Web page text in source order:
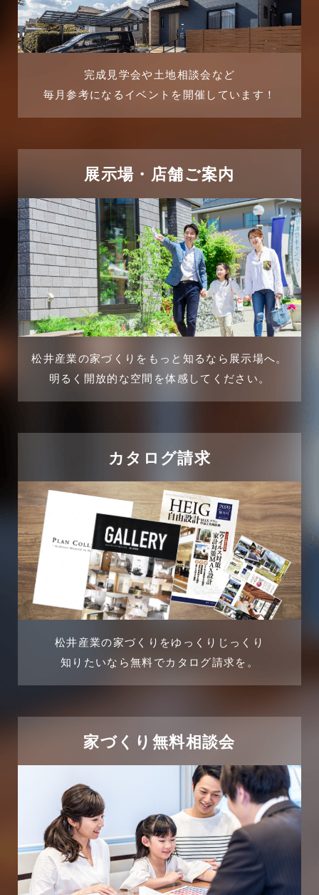
よくある質問
リフォーム-ブログ
三郷中央駅店-ブログ
三郷市
三郷駅前店-ブログ
不動産の基礎知識に関するよくある質問
介護施設経営活用事例
企業誘致事例
住宅に関するよくある質問
商品情報
土地に関するよくある質問
土地活用事例
売買物件
太陽光発電活用事例
市民リフォームサービス
店舗・テナント施工事例
戸建賃貸住宅活用事例
2025年8月
2025年6月
2025年3月
2025年2月
2025年1月
2024年12月
2024年11月
2024年9月
2024年7月
2024年6月
2024年5月
2024年4月
2024年2月
2023年12月
2023年11月
2023年10月
2023年9月
完成見学会や土地相談会など
毎月参考になるイベントを開催しています！
展示場・店舗ご案内
松井産業の家づくりをもっと知るなら展示場へ。
明るく開放的な空間を体感してください。
カタログ請求
松井産業の家づくりをゆっくりじっくり
知りたいなら無料でカタログ請求を。
家づくり無料相談会